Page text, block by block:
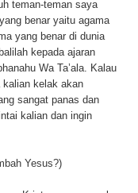
teman-teman saya
benar yaitu agama
yang benar di dunia
kepada ajaran
Wa Ta’ala. Kalau
kelak akan
sangat panas dan
kalian dan ingin
Yesus?)